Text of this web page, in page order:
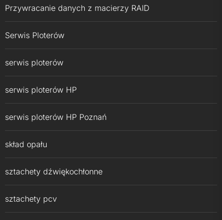
Przywracanie danych z macierzy RAID
Serwis Ploterów
serwis ploterów
serwis ploterów HP
serwis ploterów HP Poznań
skład opału
sztachety dźwiękochłonne
sztachety pcv